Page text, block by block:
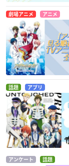
劇場アニメ アニメ
話題 アプリ
アンケート 話題